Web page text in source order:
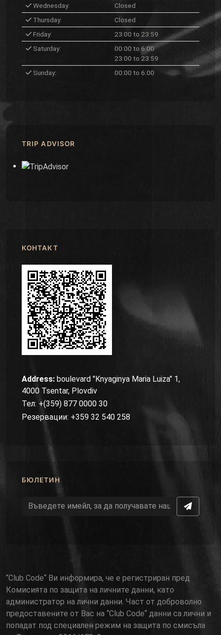
Wednesday:
Closed
Thursday:
Closed
Friday:
23:00 to 23:59
Saturday:
00:00 to 6:00
23:00 to 23:59
Sunday:
00:00 to 6:00
TRIP ADVISOR
КОНТАКТ
Address: boulevard "Knyaginya Maria Luiza" 1,
4000 Tsentar, Plovdiv
Тел: +(359) 877 0000 30
Резервации: +359 32 540 258
БЮЛЕТИН
“Club Code“ Ви информира, че е регистриран пред
Комисията по защита на личните данни, като
администратор на лични данни. Част от доброволно
предоставените от Вас на “Club Code“ данни са лични и
попадат под специален режим на защита по смисъла